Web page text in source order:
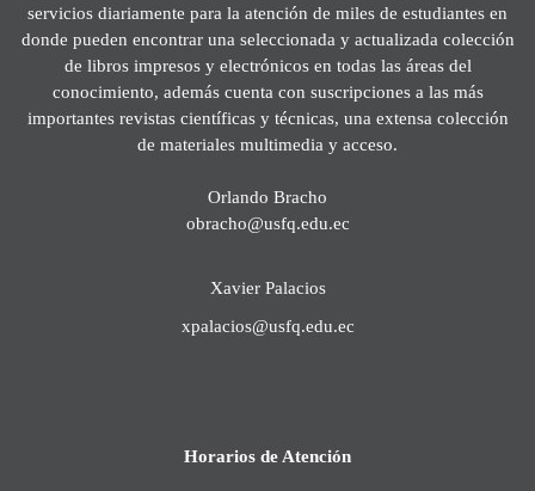
servicios diariamente para la atención de miles de estudiantes en
donde pueden encontrar una seleccionada y actualizada colección
de libros impresos y electrónicos en todas las áreas del
conocimiento, además cuenta con suscripciones a las más
importantes revistas científicas y técnicas, una extensa colección
de materiales multimedia y acceso.
Orlando Bracho
obracho@usfq.edu.ec
Xavier Palacios
xpalacios@usfq.edu.ec
Horarios de Atención